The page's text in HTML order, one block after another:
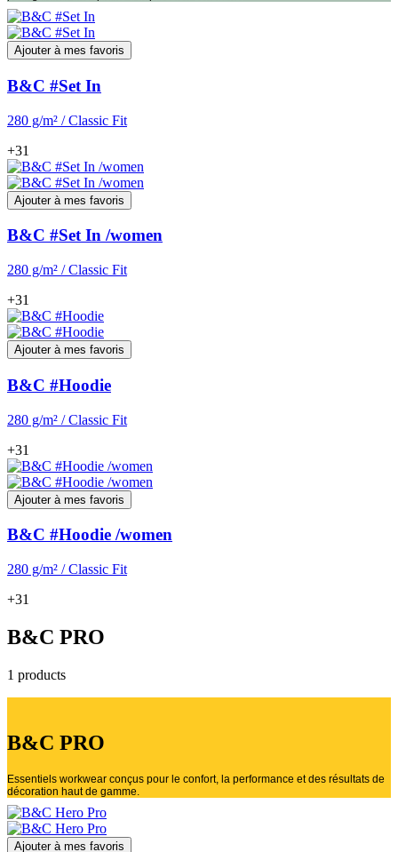
Ajouter à mes favoris
B&C #Set In
280 g/m² / Classic Fit
+31
Ajouter à mes favoris
B&C #Set In /women
280 g/m² / Classic Fit
+31
Ajouter à mes favoris
B&C #Hoodie
280 g/m² / Classic Fit
+31
Ajouter à mes favoris
B&C #Hoodie /women
280 g/m² / Classic Fit
+31
B&C PRO
1 products